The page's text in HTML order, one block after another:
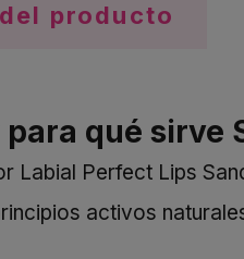
producto
para qué sirve
Labial Perfect Lips
activos